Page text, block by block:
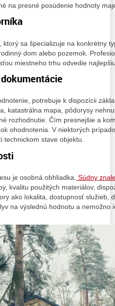
na presné posúdenie hodnoty
ktorý sa špecializuje na konkrétny
dom alebo pozemok.
miestneho trhu odvedie
potrebuje k dispozícii
katastrálna mapa, pôdorysy
rozhodnutie. Čím presnejšie a
ohodnotenia. V niektorých
technickom stave objektu.
je osobná obhliadka. Súdny
kvalitu použitých materiálov,
ako lokalita, dostupnosť služieb,
na výslednú hodnotu a nemožno